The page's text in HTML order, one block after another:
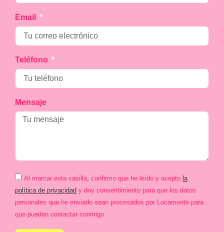
Email
Teléfono
Mensaje
Al marcar esta casilla, confirmo que he leído y acepto la
política de privacidad y doy consentimiento para que los datos
personales que he enviado sean procesados por Locamente para
que puedan contactar conmigo